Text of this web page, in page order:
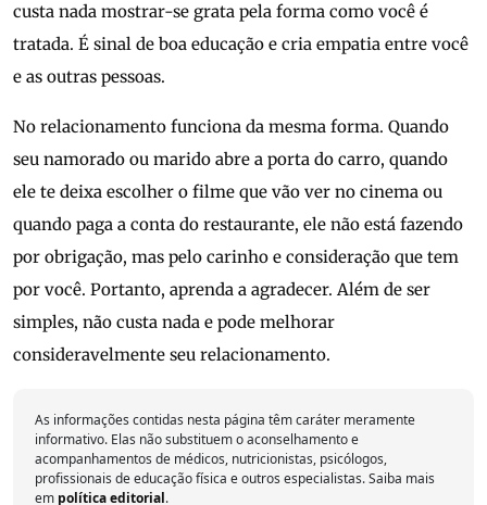
custa nada mostrar-se grata pela forma como você é
tratada. É sinal de boa educação e cria empatia entre você
e as outras pessoas.
No relacionamento funciona da mesma forma. Quando
seu namorado ou marido abre a porta do carro, quando
ele te deixa escolher o filme que vão ver no cinema ou
quando paga a conta do restaurante, ele não está fazendo
por obrigação, mas pelo carinho e consideração que tem
por você. Portanto, aprenda a agradecer. Além de ser
simples, não custa nada e pode melhorar
consideravelmente seu relacionamento.
As informações contidas nesta página têm caráter meramente
informativo. Elas não substituem o aconselhamento e
acompanhamentos de médicos, nutricionistas, psicólogos,
profissionais de educação física e outros especialistas. Saiba mais
em política editorial.